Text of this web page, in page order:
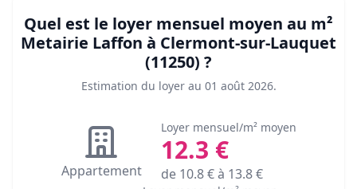
Quel est le loyer mensuel moyen au m²
Metairie Laffon à Clermont-sur-Lauquet
(11250) ?
Estimation du loyer au 01 août 2026.
Appartement
Loyer mensuel/m² moyen
12.3 €
de 10.8€ à 13.8€